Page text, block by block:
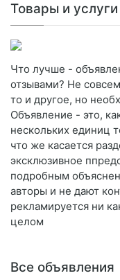
Товары и
Что лучше -
отзывами? Не
то и другое, но
Объявление - это,
нескольких единиц
что же касается
эксклюзивное
подробным
авторы и не дают
рекламируется ни
целом
Все объявления